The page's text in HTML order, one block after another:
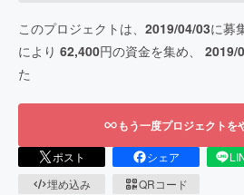
このプロジェクトは、 2019/04/03に募
により 62,400円の資金を集め、 2019/
た
もう一度プロジェクトを
ポスト シェア
埋め込み
QRコード